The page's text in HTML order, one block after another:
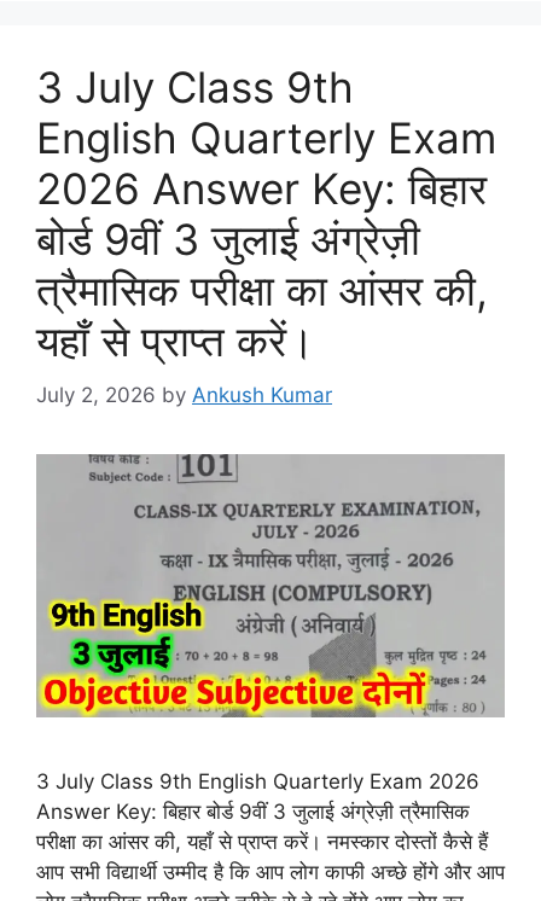
3 July Class 9th
English Quarterly Exam
2026 Answer Key: बिहार
बोर्ड 9वीं 3 जुलाई अंग्रेज़ी
त्रैमासिक परीक्षा का आंसर की,
यहाँ से प्राप्त करें।
July 2, 2026 by Ankush Kumar
3 July Class 9th English Quarterly Exam 2026
Answer Key: बिहार बोर्ड 9वीं 3 जुलाई अंग्रेज़ी त्रैमासिक
परीक्षा का आंसर की, यहाँ से प्राप्त करें। नमस्कार दोस्तों कैसे हैं
आप सभी विद्यार्थी उम्मीद है कि आप लोग काफी अच्छे होंगे और आप